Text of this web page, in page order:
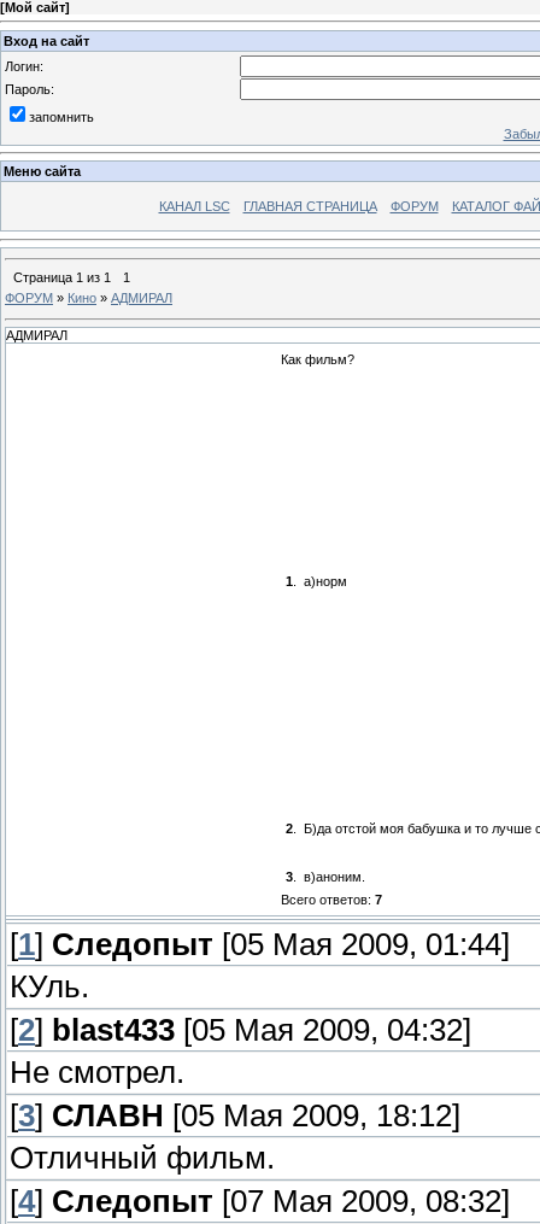
[Мой сайт]
Вход на сайт
Логин:
Пароль:
запомнить
Меню сайта
КАНАЛ LSC ГЛАВНАЯ СТРАНИЦА ФОРУМ КАТАЛОГ
Страница 1 из 1
1
ФОРУМ » Кино » АДМИРАЛ
АДМИРАЛ
Как фильм?
1 а)норм
2 Б)да отстой моя бабушка и то лучше
3
в)аноним.
Всего ответов: 7
[1] Следопыт [05 Мая 2009, 01:44]
КУль.
[2] blast433 [05 Мая 2009, 04:32]
Не смотрел.
[3] СЛАВН [05 Мая 2009, 18:12]
Отличный фильм.
[4] Следопыт [07 Мая 2009, 08:32]